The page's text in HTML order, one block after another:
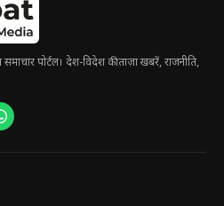
पोर्टल। देश-विदेश की ताज़ा खबरें, राजनीति,